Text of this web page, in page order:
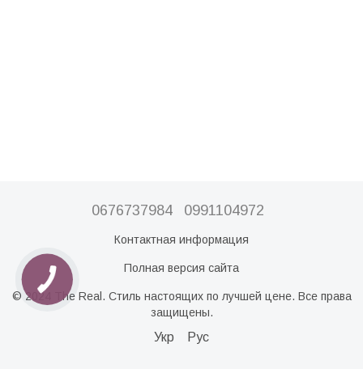
0676737984 0991104972
Контактная информация
Полная версия сайта
© 2024 The Real. Стиль настоящих по лучшей цене. Все права
защищены.
Укр Рус